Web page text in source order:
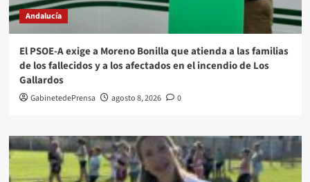
Andalucía
El PSOE-A exige a Moreno Bonilla que atienda a las familias
de los fallecidos y a los afectados en el incendio de Los
Gallardos
GabinetedePrensa agosto 8, 2026 0